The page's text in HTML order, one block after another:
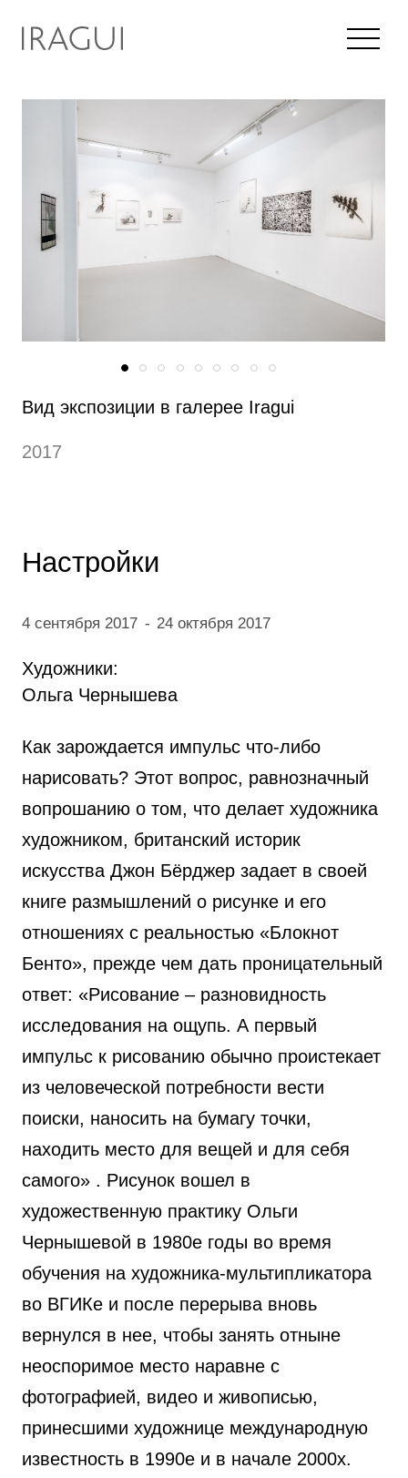
Вид экспозиции в галерее Iragui
2017
Настройки
4 сентября 2017 - 24 октября 2017
Художники:
Ольга Чернышева
Как зарождается импульс что-либо
нарисовать? Этот вопрос, равнозначный
вопрошанию о том, что делает художника
художником, британский историк
искусства Джон Бёрджер задает в своей
книге размышлений о рисунке и его
отношениях с реальностью «Блокнот
Бенто», прежде чем дать проницательный
ответ: «Рисование – разновидность
исследования на ощупь. А первый
импульс к рисованию обычно проистекает
из человеческой потребности вести
поиски, наносить на бумагу точки,
находить место для вещей и для себя
самого» . Рисунок вошел в
художественную практику Ольги
Чернышевой в 1980е годы во время
обучения на художника-мультипликатора
во ВГИКе и после перерыва вновь
вернулся в нее, чтобы занять отныне
неоспоримое место наравне с
фотографией, видео и живописью,
принесшими художнице международную
известность в 1990е и в начале 2000х.